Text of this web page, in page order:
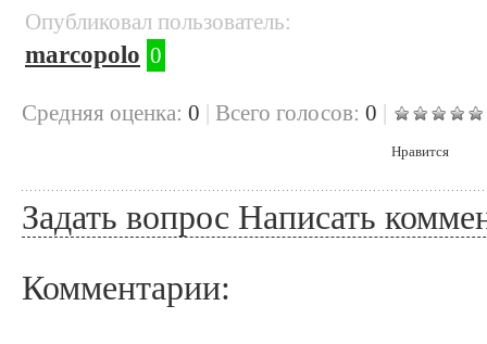
Опубликовал пользователь:
marcopolo 0
Cредняя оценка: 0 | Всего голосов: 0 |
Нравится
Задать вопрос Написать
Комментарии: